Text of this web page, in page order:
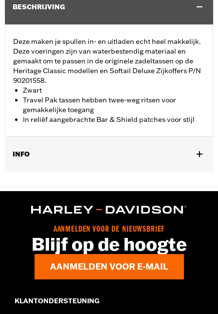
BESCHRIJVING
Deze maken je spullen in- en uitladen echt heel makkelijk.
Deze voeringen zijn van waterbestendig materiaal en
gemaakt om te passen in de originele zadeltassen op de
Heritage Classic modellen en Softail Deluxe Zijkoffers P/N
90201558.
Zwart
Travel Pak tassen hebben twee-weg ritsen voor
gemakkelijke toegang
In reliëf aangebrachte Bar & Shield patches voor stijl
INFO
Waterafstotend:Ja
Travel-Paks, links en rechts
AANMELDEN VOOR DE NIEUWSBRIEF
Blijf op de hoogte
AANMELDEN VOOR E-MAIL
KLANTONDERSTEUNING